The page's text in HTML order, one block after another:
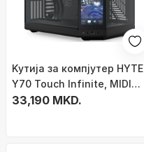
Kутија за компјутер HYTE
Y70 Touch Infinite, MIDI
Tower, екран 14.9\" на
33,190 MKD.